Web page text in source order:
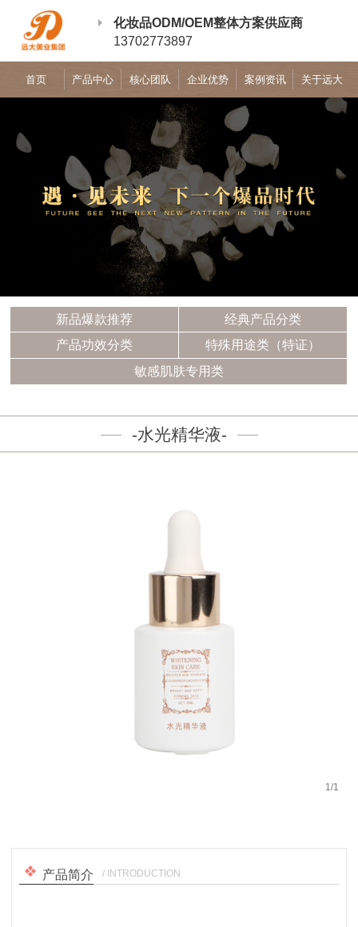
化妆品ODM/OEM整体方案供应商
13702773897
首页 产品中心 核心团队 企业优势 案例资讯 关于远大
新品爆款推荐
经典产品分类
产品功效分类
特殊用途类（特证）
敏感肌肤专用类
-水光精华液-
1 /1
产品简介 / INTRODUCTION